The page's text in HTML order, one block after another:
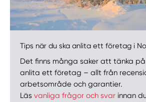
Tips när du ska anlita ett företag i
Det finns många saker att tänka på
anlita ett företag – allt från
arbetsområde och garantier.
Läsvanliga frågor och svar innan